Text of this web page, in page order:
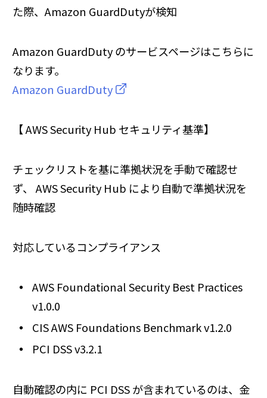
た際、Amazon GuardDutyが検知
Amazon GuardDuty のサービスページはこちらに
なります。
Amazon GuardDuty
【 AWS Security Hub セキュリティ基準】
チェックリストを基に準拠状況を手動で確認せ
ず、 AWS Security Hub により自動で準拠状況を
随時確認
対応しているコンプライアンス
AWS Foundational Security Best Practices
v1.0.0
CIS AWS Foundations Benchmark v1.2.0
PCI DSS v3.2.1
自動確認の内に PCI DSS が含まれているのは、金